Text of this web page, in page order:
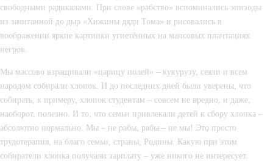
свободными радикалами. При слове «рабство» вспоминались эпизоды
из зачитанной до дыр «Хижины дяди Тома» и рисовались в
воображении яркие картинки угнетённых на маисовых плантациях
негров.
Мы массово взращивали «царицу полей» – кукурузу, сеяли и всем
народом собирали хлопок. И до последних дней были уверены, что
собирать, к примеру, хлопок студентам – совсем не вредно, и даже,
наоборот, полезно. И то, что семьи привлекали детей к сбору хлопка –
абсолютно нормально. Мы – не рабы, рабы – не мы! Это просто
трудотерапия, на благо семьи, страны, Родины. Какую при этом
собиратели хлопка получали зарплату – уже никого не интересует.